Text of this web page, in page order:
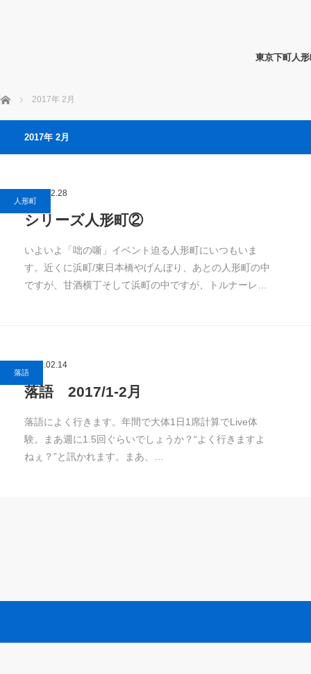
東京下町人
ホーム 2017年 2月
2017年 2月
人形町
2017.02.28
シリーズ人形町②
いよいよ「咄の噺」イベント迫る人形町にいつもいま
す。近くに浜町/東日本橋やげんぼり、あとの人形町の中
ですが、甘酒横丁そして浜町の中ですが、トルナーレ…
落語
2017.02.14
落語 2017/1-2月
落語によく行きます。年間で大体1日1席計算でLive体
験。まあ週に1.5回ぐらいでしょうか？“よく行きますよ
ねぇ？”と訊かれます。まあ、…